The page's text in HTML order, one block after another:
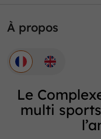
À propos
Le
multi